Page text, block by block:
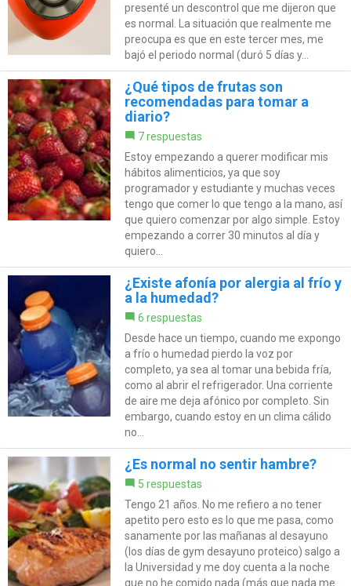
presenté un descontrol que me dijeron que
es normal. La situación que realmente me
preocupa es que en este tercer mes, me
bajó el periodo normal (duró 5 días y...
¿Qué tipos de frutas son
recomendadas para tomar a
diario?
7 respuestas
Estoy empezando a querer modificar mis
hábitos alimenticios, ya que soy
programador y estudiante y muchas veces
tengo que comer lo que tengo a la mano, así
que quiero comenzar por algo simple. Estoy
empezando a correr 30 minutos al día y
quiero...
¿Existe afonía por alergia al frío y
a la humedad?
6 respuestas
Desde hace un tiempo, cuando me expongo
a frío o humedad pierdo la voz por
completo, ya sea al tomar una bebida fría,
como al abrir el refrigerador. Una corriente
de aire me deja afónico por completo. Sin
embargo, cuando estoy en un clima cálido
no...
¿Es normal no sentir hambre?
5 respuestas
Tengo 21 años. No me refiero a no tener
apetito pero esto es lo que me pasa, como
sanamente por las mañanas al desayuno
(los días de gym desayuno proteico) salgo a
la Universidad y me doy cuenta a la noche
que no he comido nada (más que nada me...